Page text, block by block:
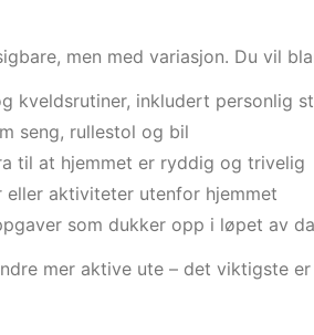
men med variasjon. Du vil
kveldsrutiner, inkludert personlig
seng, rullestol og bil
til at hjemmet er ryddig og trivelig
aktiviteter utenfor hjemmet
som dukker opp i løpet av
mer aktive ute – det viktigste